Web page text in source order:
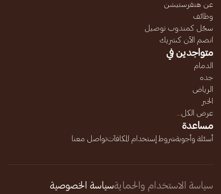
عن هنقرستيشن
وظائف
سجّل كمندوب توصيل
انضم الآن كشريك
متواجدين في
الدمام
جده
الرياض
الخبر
عرض الكل...
مساعدة
أسئلة وأجوبةشروط إستخدام المكافآتتواصل معنا
سياسة الاستخدام والحمايةسياسة الخصوصية